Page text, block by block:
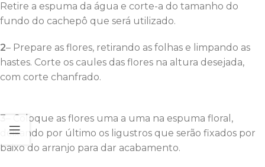
Retire a espuma da água e corte-a do tamanho do
fundo do cachepô que será utilizado.
2– Prepare as flores, retirando as folhas e limpando as
hastes. Corte os caules das flores na altura desejada,
com corte chanfrado.
3 – Coloque as flores uma a uma na espuma floral,
deixando por último os ligustros que serão fixados por
baixo do arranjo para dar acabamento.